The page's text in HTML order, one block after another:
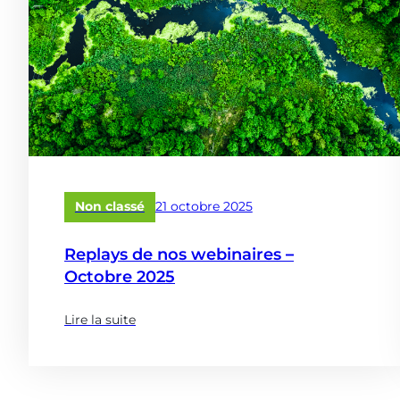
Non classé
Publié
le
21 octobre 2025
Replays de nos webinaires –
Octobre 2025
Lire la suite
(à